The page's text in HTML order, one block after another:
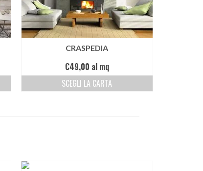
CRASPEDIA
€49,00 al mq
SCEGLI LA CARTA